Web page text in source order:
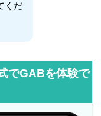
くだ
でGABを体験で